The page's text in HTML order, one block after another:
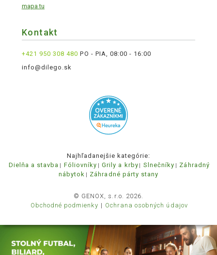
mapa tu
Kontakt
+421 950 308 480 PO - PIA, 08:00 - 16:00
info@dilego.sk
Najhľadanejšie kategórie:
Dielňa a stavba
Fóliovníky Grily a krby Slnečníky
Záhradný
nábytok
Záhradné párty stany
© GENOX, s.r.o. 2026.
Obchodné podmienky
Ochrana osobných údajov